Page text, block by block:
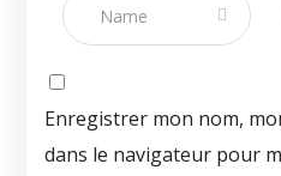
Enregistrer mon nom,
dans le navigateur pour